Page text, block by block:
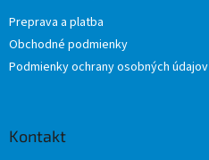
Preprava a platba
Obchodné podmienky
Podmienky ochrany osobných údajov
Kontakt